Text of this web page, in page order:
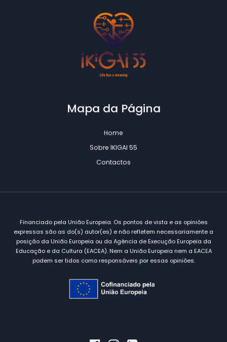
Mapa da Página
Home
Sobre IKIGAI 55
Contactos
Financiado pela União Europeia. Os pontos de vista e as opiniões
expressas são as do(s) autor(es) e não refletem necessariamente a
posição da União Europeia ou da Agência de Execução Europeia da
Educação e da Cultura (EACEA). Nem a União Europeia nem a EACEA
podem ser tidos como responsáveis por essas opiniões.